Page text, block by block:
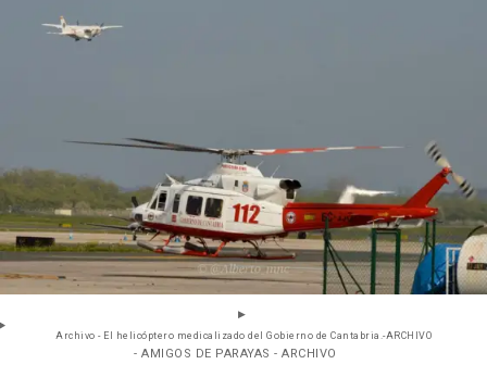
Archivo - El helicóptero medicalizado del Gobierno de Cantabria.-ARCHIVO
- AMIGOS DE PARAYAS - ARCHIVO